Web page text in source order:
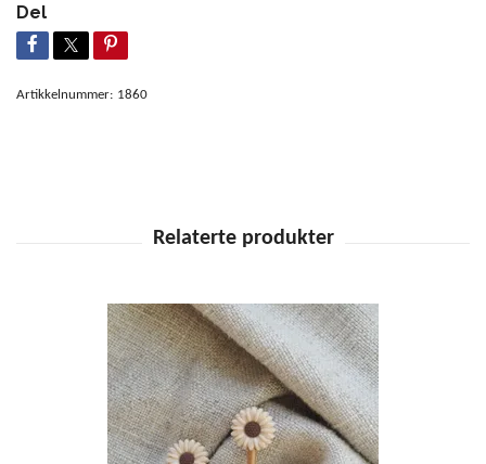
Del
Artikkelnummer: 1860